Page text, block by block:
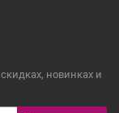
новинках и